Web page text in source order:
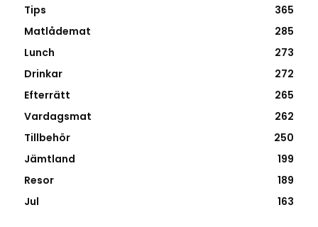
Tips
365
Matlådemat
285
Lunch
273
Drinkar
272
Efterrätt
265
Vardagsmat
262
Tillbehör
250
Jämtland
199
Resor
189
Jul
163